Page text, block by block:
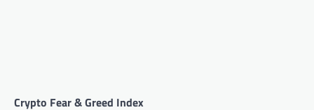
Crypto Fear & Greed Index